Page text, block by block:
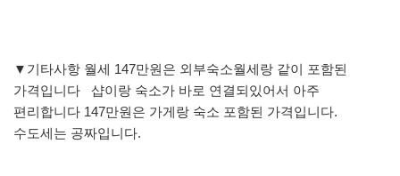
▼기타사항 월세 147만원은 외부숙소월세랑 같이 포함된
가격입니다 샵이랑 숙소가 바로 연결되있어서 아주
편리합니다 147만원은 가게랑 숙소 포함된 가격입니다.
수도세는 공짜입니다.